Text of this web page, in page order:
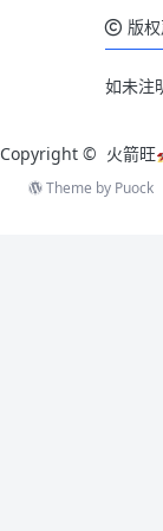
版
如未注
Copyright © 火箭旺
Theme by Puock